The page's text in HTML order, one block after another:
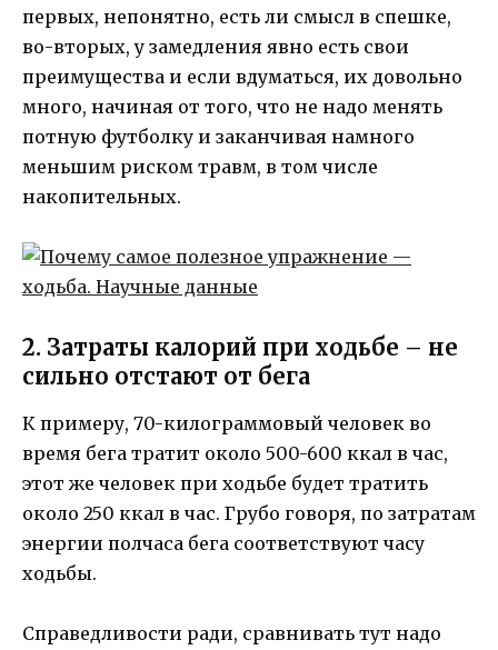
первых, непонятно, есть ли смысл в спешке,
во-вторых, у замедления явно есть свои
преимущества и если вдуматься, их довольно
много, начиная от того, что не надо менять
потную футболку и заканчивая намного
меньшим риском травм, в том числе
накопительных.
2. Затраты калорий при ходьбе – не
сильно отстают от бега
К примеру, 70-килограммовый человек во
время бега тратит около 500-600 ккал в час,
этот же человек при ходьбе будет тратить
около 250 ккал в час. Грубо говоря, по затратам
энергии полчаса бега соответствуют часу
ходьбы.
Справедливости ради, сравнивать тут надо